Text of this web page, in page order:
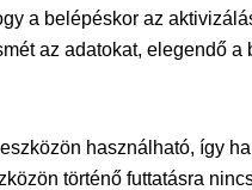
a belépéskor az
az adatokat, elegendő a
használható, így
történő futtatásra